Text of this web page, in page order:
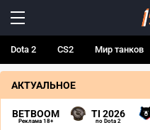
Dota 2 CS2 Мир танков
АКТУАЛЬНОЕ
BETBOOM
Реклама 18+
TI 2026
по Dota 2